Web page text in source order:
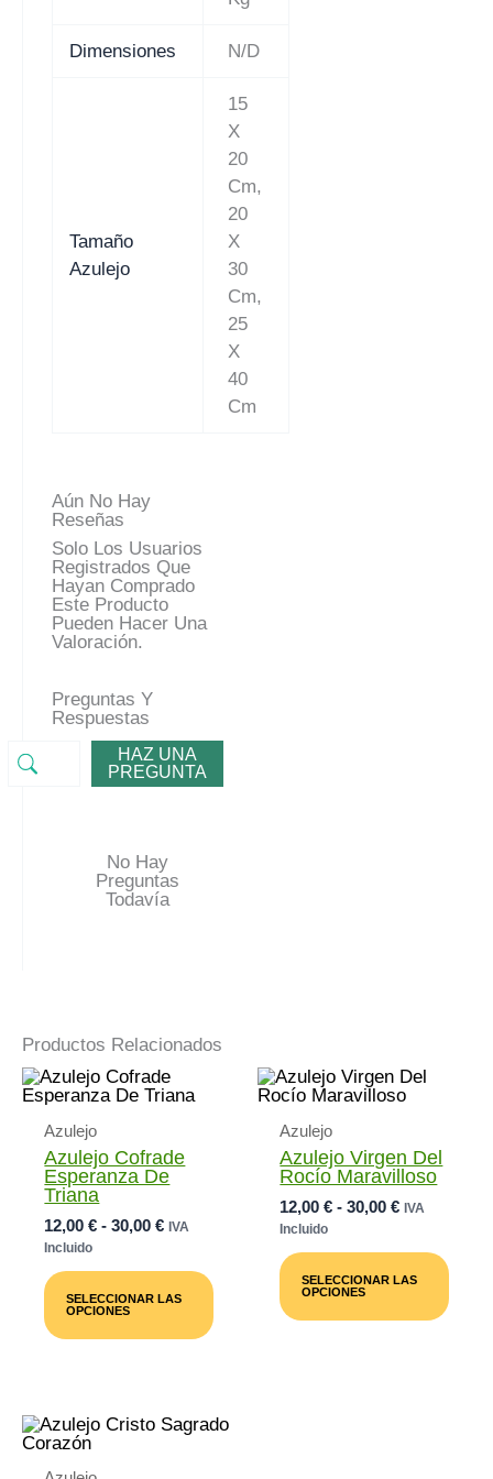
Dimensiones N/D
Tamaño
Azulejo
15
X
20
Cm,
20
X
30
Cm,
25
X
40
Cm
Aún No Hay
Reseñas
Solo Los Usuarios
Registrados Que
Hayan Comprado
Este Producto
Pueden Hacer Una
Valoración.
Preguntas Y
Respuestas
HAZ UNA
PREGUNTA
No Hay
Preguntas
Todavía
Productos Relacionados
Azulejo
Azulejo Cofrade
Esperanza De
Triana
12,00€ - 30,00€Rango
Desde
12,00 €
Hasta
IVA
Incluido
SELECCIONAR LAS
OPCIONES
Producto
Múltiples
Pueden
Azulejo
Azulejo Virgen Del
Rocío Maravilloso
12,00€ - 30,00€Rango
Desde
12,00 €
Hasta
IVA
Incluido
SELECCIONAR LAS
OPCIONES